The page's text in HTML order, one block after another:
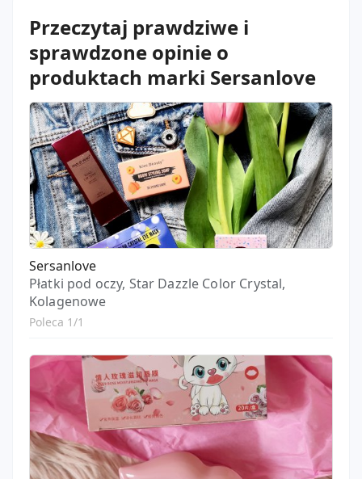
Przeczytaj prawdziwe i
sprawdzone opinie o
produktach marki Sersanlove
Sersanlove
Płatki pod oczy, Star Dazzle Color Crystal,
Kolagenowe
Poleca 1/1